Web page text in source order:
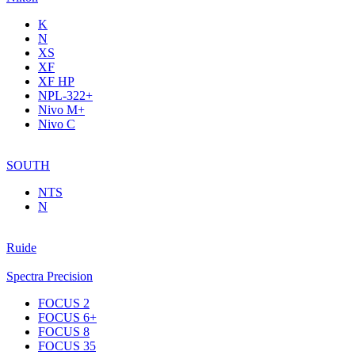
K
N
XS
XF
XF НР
NPL-322+
Nivo M+
Nivo C
SOUTH
NTS
N
Ruide
Spectra Precision
FOCUS 2
FOCUS 6+
FOCUS 8
FOCUS 35